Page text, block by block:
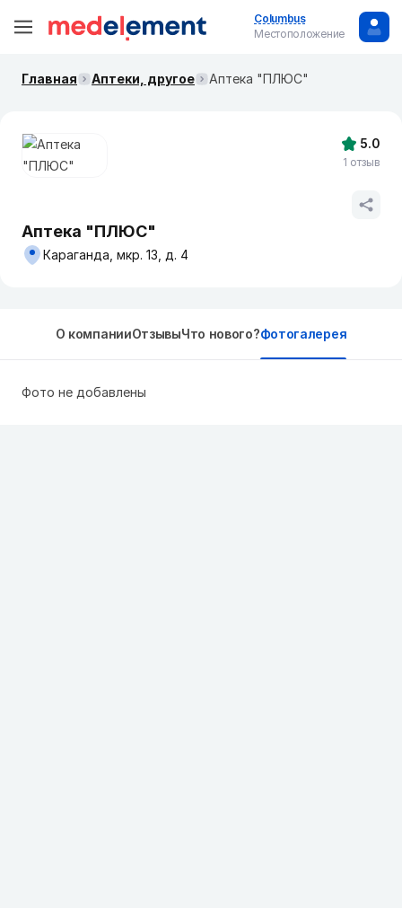
Columbus
Местоположение
Главная Аптеки, другое Аптека "ПЛЮС"
Аптека "ПЛЮС"
Караганда, мкр. 13, д. 4
5.0
1 отзыв
О компанииОтзывыЧто нового?Фотогалерея
Фото не добавлены